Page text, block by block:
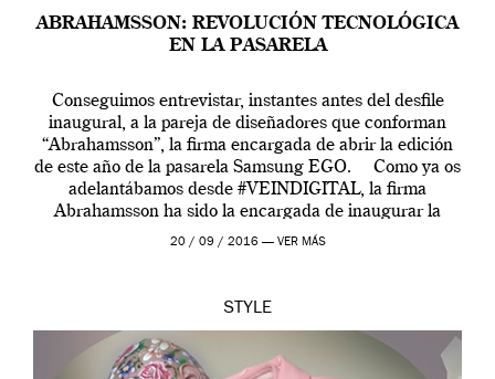
ABRAHAMSSON: REVOLUCIÓN TECNOLÓGICA
EN LA PASARELA
Conseguimos entrevistar, instantes antes del desfile
inaugural, a la pareja de diseñadores que conforman
“Abrahamsson”, la firma encargada de abrir la edición
de este año de la pasarela Samsung EGO. Como ya os
adelantábamos desde #VEINDIGITAL, la firma
Abrahamsson ha sido la encargada de inaugurar la
edición de este año de EGO, la […]
20 / 09 / 2016 — VER MÁS
STYLE